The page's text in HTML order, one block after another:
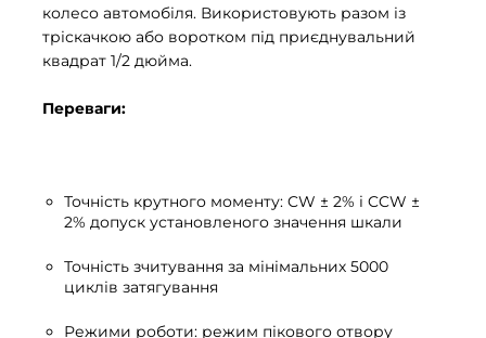
колесо автомобіля. Використовують разом із
тріскачкою або воротком під приєднувальний
квадрат 1/2 дюйма.
Переваги:
Точність крутного моменту: CW ± 2% і CCW ±
2% допуск установленого значення шкали
Точність зчитування за мінімальних 5000
циклів затягування
Режими роботи: режим пікового отвору